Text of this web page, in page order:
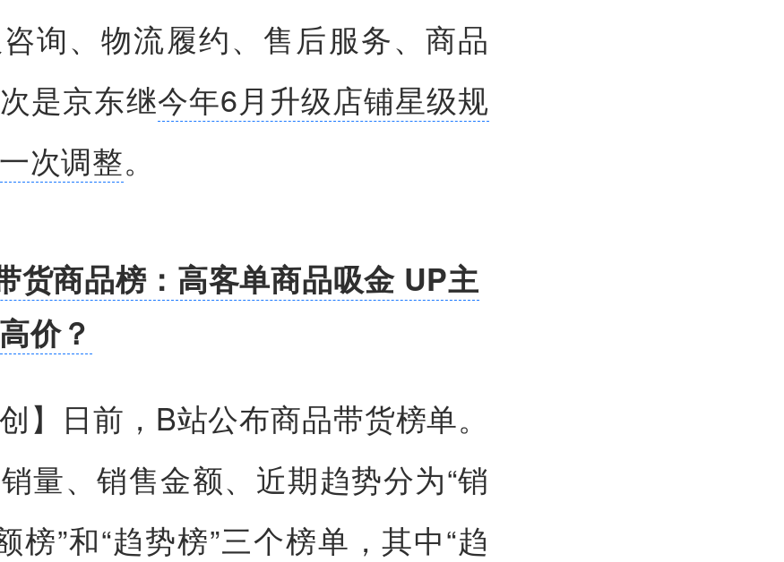
询、物流履约、售后服务、商品
是京东继今年6月升级店铺星级规
次调整。
货商品榜：高客单商品吸金 UP主
价？
】 日前，B站公布商品带货榜单。
量、销售金额、近期趋势分为“销
榜”和“趋势榜”三个榜单，其中“趋